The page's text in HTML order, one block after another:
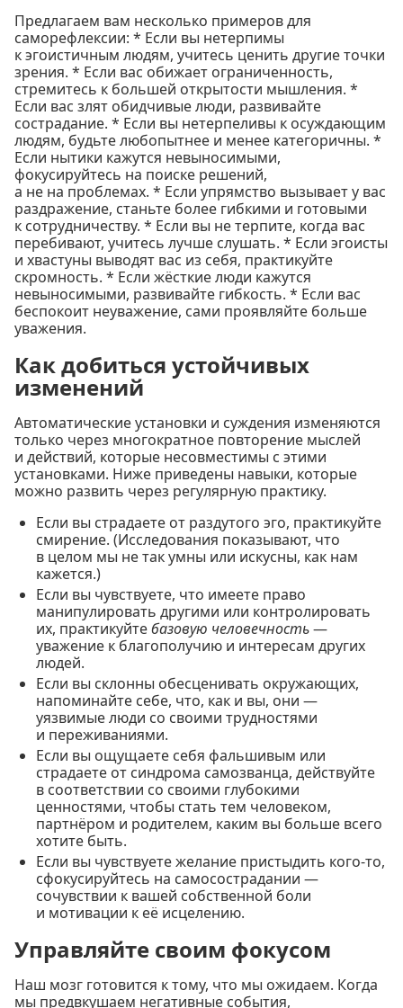
Предлагаем вам несколько примеров для
саморефлексии: * Если вы нетерпимы
к эгоистичным людям, учитесь ценить другие точки
зрения. * Если вас обижает ограниченность,
стремитесь к большей открытости мышления. *
Если вас злят обидчивые люди, развивайте
сострадание. * Если вы нетерпеливы к осуждающим
людям, будьте любопытнее и менее категоричны. *
Если нытики кажутся невыносимыми,
фокусируйтесь на поиске решений,
а не на проблемах. * Если упрямство вызывает у вас
раздражение, станьте более гибкими и готовыми
к сотрудничеству. * Если вы не терпите, когда вас
перебивают, учитесь лучше слушать. * Если эгоисты
и хвастуны выводят вас из себя, практикуйте
скромность. * Если жёсткие люди кажутся
невыносимыми, развивайте гибкость. * Если вас
беспокоит неуважение, сами проявляйте больше
уважения.
Как добиться устойчивых
изменений
Автоматические установки и суждения изменяются
только через многократное повторение мыслей
и действий, которые несовместимы с этими
установками. Ниже приведены навыки, которые
можно развить через регулярную практику.
Если вы страдаете от раздутого эго, практикуйте
смирение. (Исследования показывают, что
в целом мы не так умны или искусны, как нам
кажется.)
Если вы чувствуете, что имеете право
манипулировать другими или контролировать
их, практикуйтебазовую человечность—
уважение к благополучию и интересам других
людей.
Если вы склонны обесценивать окружающих,
напоминайте себе, что, как и вы, они —
уязвимые люди со своими трудностями
и переживаниями.
Если вы ощущаете себя фальшивым или
страдаете от синдрома самозванца, действуйте
в соответствии со своими глубокими
ценностями, чтобы стать тем человеком,
партнёром и родителем, каким вы больше всего
хотите быть.
Если вы чувствуете желание пристыдить кого-то,
сфокусируйтесь на самосострадании —
сочувствии к вашей собственной боли
и мотивации к её исцелению.
Управляйте своим фокусом
Наш мозг готовится к тому, что мы ожидаем. Когда
мы предвкушаем негативные события,